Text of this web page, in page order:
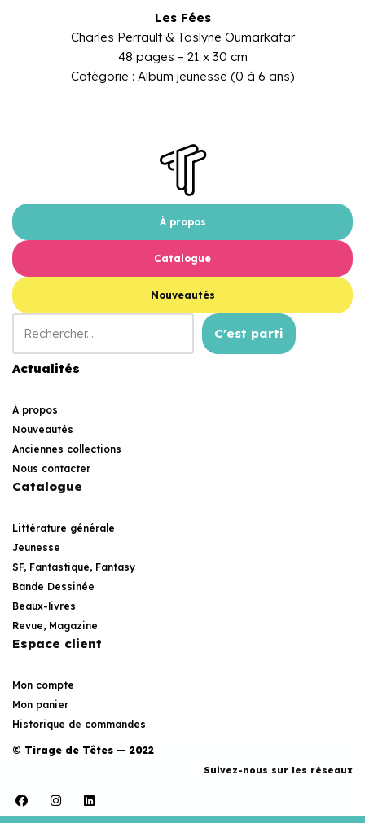
Les Fées
Charles Perrault & Taslyne Oumarkatar
48 pages – 21 x 30 cm
Catégorie : Album jeunesse (0 à 6 ans)
À propos
Catalogue
Nouveautés
C'est parti
Actualités
À propos
Nouveautés
Anciennes collections
Nous contacter
Catalogue
Littérature générale
Jeunesse
SF, Fantastique, Fantasy
Bande Dessinée
Beaux-livres
Revue, Magazine
Espace client
Mon compte
Mon panier
Historique de commandes
© Tirage de Têtes — 2022
Suivez-nous sur les réseaux